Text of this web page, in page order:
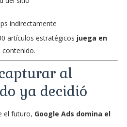
indirectamente
artículos estratégicos juega en
al
ya decidió
el futuro, Google Ads domina el